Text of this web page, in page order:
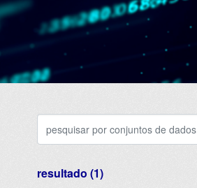
resultado (1)